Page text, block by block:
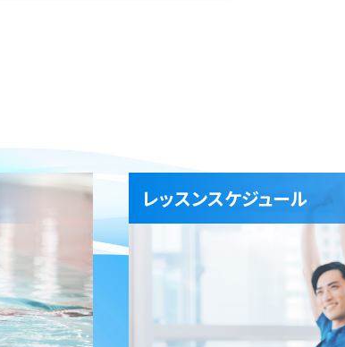
レッスンスケジュール